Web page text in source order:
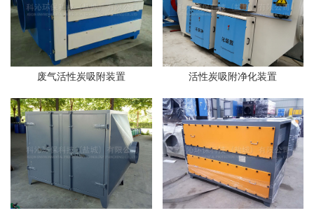
废气活性炭吸附装置 活性炭吸附净化装置